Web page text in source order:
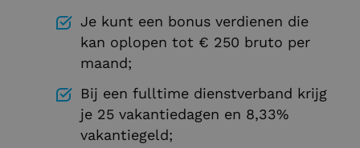
Je kunt een bonus verdienen die
kan oplopen tot € 250 bruto per
maand;
Bij een fulltime dienstverband krijg
je 25 vakantiedagen en 8,33%
vakantiegeld;